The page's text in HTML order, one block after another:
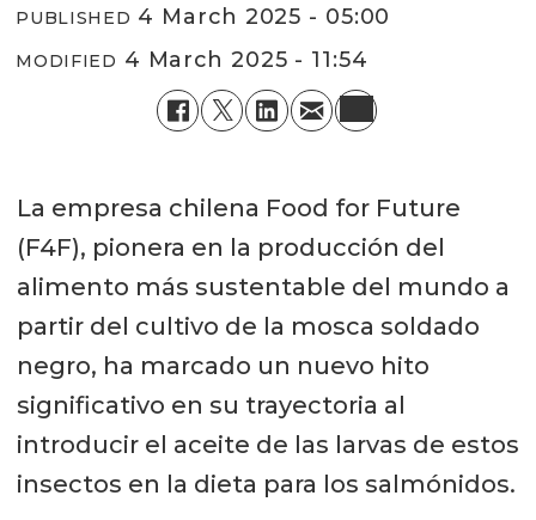
PUBLISHED 4 March 2025 - 05:00
MODIFIED 4 March 2025 - 11:54
La empresa chilena Food for Future
(F4F), pionera en la producción del
alimento más sustentable del mundo a
partir del cultivo de la mosca soldado
negro, ha marcado un nuevo hito
significativo en su trayectoria al
introducir el aceite de las larvas de estos
insectos en la dieta para los salmónidos.